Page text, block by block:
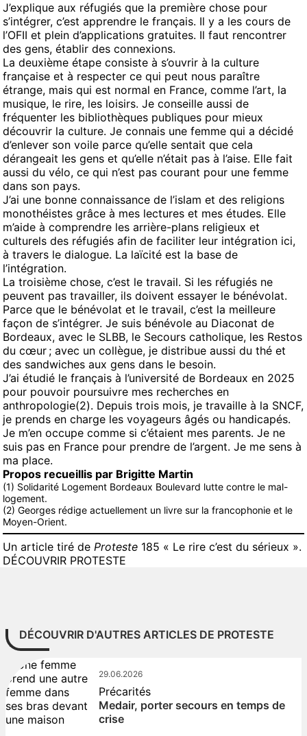
J’explique aux réfugiés que la première chose pour
s’intégrer, c’est apprendre le français. Il y a les cours de
l’OFII et plein d’applications gratuites. Il faut rencontrer
des gens, établir des connexions.
La deuxième étape consiste à s’ouvrir à la culture
française et à respecter ce qui peut nous paraître
étrange, mais qui est normal en France, comme l’art, la
musique, le rire, les loisirs. Je conseille aussi de
fréquenter les bibliothèques publiques pour mieux
découvrir la culture. Je connais une femme qui a décidé
d’enlever son voile parce qu’elle sentait que cela
dérangeait les gens et qu’elle n’était pas à l’aise. Elle fait
aussi du vélo, ce qui n’est pas courant pour une femme
dans son pays.
J’ai une bonne connaissance de l’islam et des religions
monothéistes grâce à mes lectures et mes études. Elle
m’aide à comprendre les arrière-plans religieux et
culturels des réfugiés afin de faciliter leur intégration ici,
à travers le dialogue. La laïcité est la base de
l’intégration.
La troisième chose, c’est le travail. Si les réfugiés ne
peuvent pas travailler, ils doivent essayer le bénévolat.
Parce que le bénévolat et le travail, c’est la meilleure
façon de s’intégrer. Je suis bénévole au Diaconat de
Bordeaux, avec le SLBB, le Secours catholique, les Restos
du cœur ; avec un collègue, je distribue aussi du thé et
des sandwiches aux gens dans le besoin.
J’ai étudié le français à l’université de Bordeaux en 2025
pour pouvoir poursuivre mes recherches en
anthropologie(2). Depuis trois mois, je travaille à la SNCF,
je prends en charge les voyageurs âgés ou handicapés.
Je m’en occupe comme si c’étaient mes parents. Je ne
suis pas en France pour prendre de l’argent. Je me sens à
ma place.
Propos recueillis par Brigitte Martin
(1) Solidarité Logement Bordeaux Boulevard lutte contre le mal-
logement.
(2) Georges rédige actuellement un livre sur la francophonie et le
Moyen-Orient.
Un article tiré de Proteste 185 « Le rire c’est du sérieux ».
DÉCOUVRIR PROTESTE
DÉCOUVRIR D'AUTRES ARTICLES DE PROTESTE
29.06.2026
Précarités
Medair, porter secours en temps de
crise